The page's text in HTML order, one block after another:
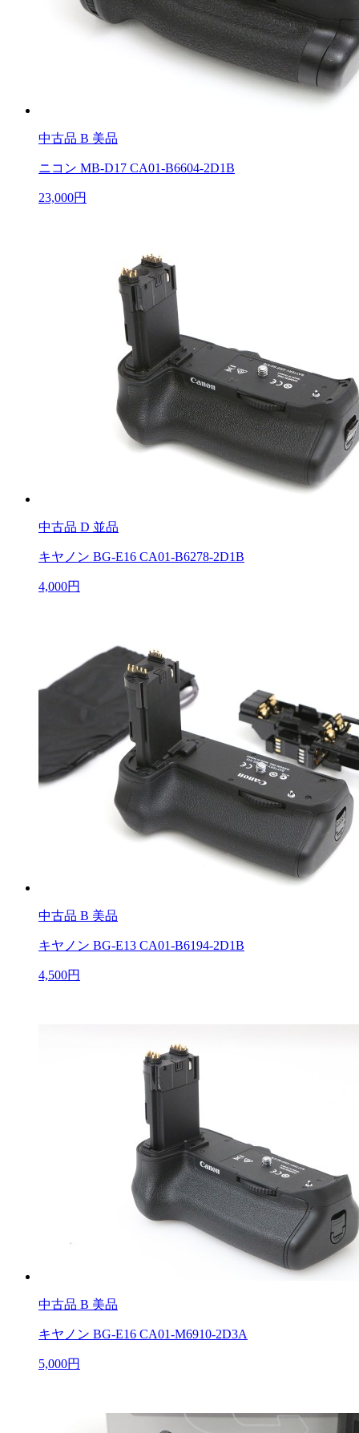
中古品 B 美品
ニコン MB-D17 CA01-B6604-2D1B
23,000円
中古品 D 並品
キヤノン BG-E16 CA01-B6278-2D1B
4,000円
中古品 B 美品
キヤノン BG-E13 CA01-B6194-2D1B
4,500円
中古品 B 美品
キヤノン BG-E16 CA01-M6910-2D3A
5,000円